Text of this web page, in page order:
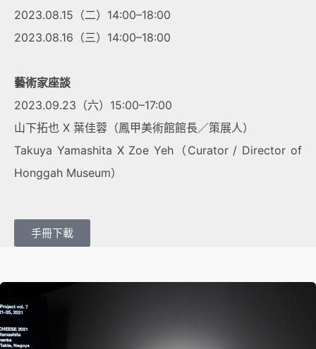
2023.08.15（二）14:00–18:00
2023.08.16（三）14:00–18:00
藝術家座談
2023.09.23（六）15:00–17:00
山下拓也 X 葉佳蓉（鳳甲美術館館長／策展人）
Takuya Yamashita X Zoe Yeh（Curator / Director of
Honggah Museum）
手冊下載